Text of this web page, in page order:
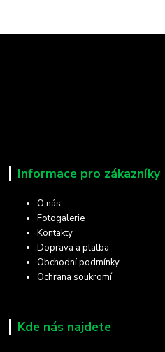
Informace pro zákazníky
O nás
Fotogalerie
Kontakty
Doprava a platba
Obchodní podmínky
Ochrana soukromí
Kde nás najdete